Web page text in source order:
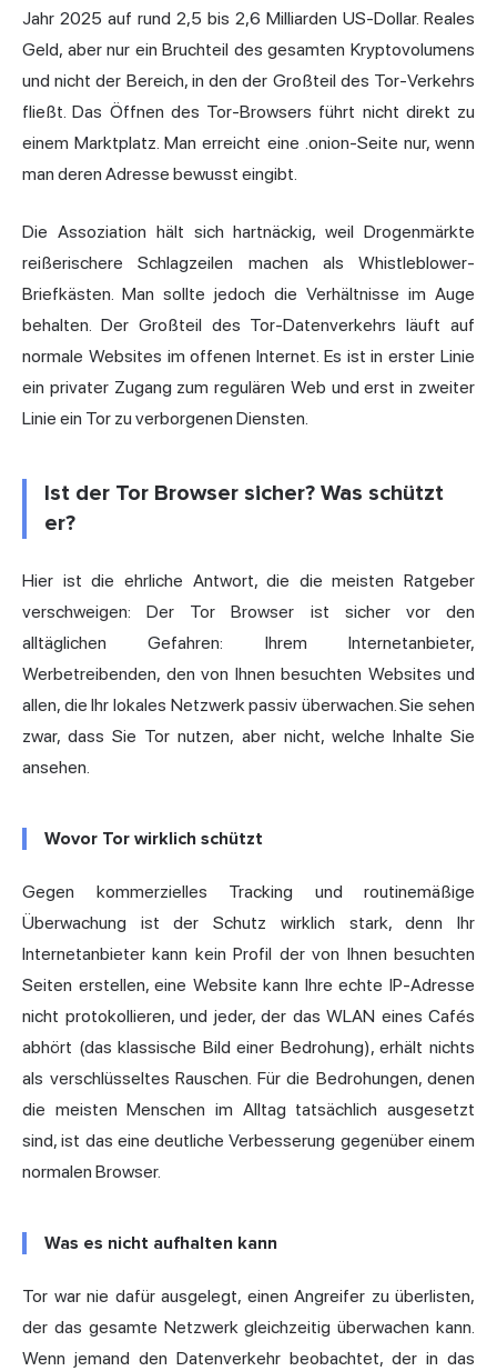
Jahr 2025 auf rund 2,5 bis 2,6 Milliarden US-Dollar. Reales
Geld, aber nur ein Bruchteil des gesamten Kryptovolumens
und nicht der Bereich, in den der Großteil des Tor-Verkehrs
fließt. Das Öffnen des Tor-Browsers führt nicht direkt zu
einem Marktplatz. Man erreicht eine .onion-Seite nur, wenn
man deren Adresse bewusst eingibt.
Die Assoziation hält sich hartnäckig, weil Drogenmärkte
reißerischere Schlagzeilen machen als Whistleblower-
Briefkästen. Man sollte jedoch die Verhältnisse im Auge
behalten. Der Großteil des Tor-Datenverkehrs läuft auf
normale Websites im offenen Internet. Es ist in erster Linie
ein privaterZugang zum regulären Web und erst in zweiter
Linie ein Tor zu verborgenen Diensten.
Ist der Tor Browser sicher? Was schützt
er?
Hier ist die ehrliche Antwort, die die meisten Ratgeber
verschweigen: Der Tor Browser ist sicher vor den
alltäglichen Gefahren: Ihrem Internetanbieter,
Werbetreibenden, den von Ihnen besuchten Websites und
allen, die Ihr lokales Netzwerk passiv überwachen. Sie sehen
zwar, dass Sie Tor nutzen, aber nicht, welche Inhalte Sie
ansehen.
Wovor Tor wirklich schützt
Gegen kommerzielles Tracking und routinemäßige
Überwachung ist der Schutz wirklich stark, denn Ihr
Internetanbieter kann kein Profil der von Ihnen besuchten
Seiten erstellen, eine Website kann Ihre echte IP-Adresse
nicht protokollieren, und jeder, der das WLAN eines Cafés
abhört (das klassische Bild einer Bedrohung), erhält nichts
als verschlüsseltes Rauschen. Für die Bedrohungen, denen
die meisten Menschen im Alltag tatsächlich ausgesetzt
sind, ist das eine deutliche Verbesserung gegenüber einem
normalen Browser.
Was es nicht aufhalten kann
Tor war nie dafür ausgelegt, einen Angreifer zu überlisten,
der das gesamte Netzwerk gleichzeitig überwachen kann.
Wenn jemand den Datenverkehr beobachtet, der in das